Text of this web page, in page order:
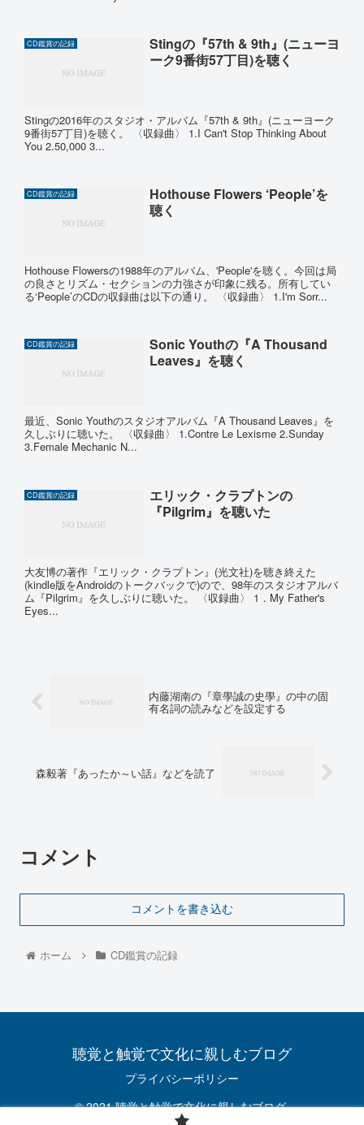
CD鑑賞の記録
Stingの『57th & 9th』(ニューヨ
ーク9番街57丁目)を聴く
Stingの2016年のスタジオ・アルバム『57th & 9th』(ニューヨーク
9番街57丁目)を聴く。 〈収録曲〉 1.I Can't Stop Thinking About
You 2.50,000 3...
CD鑑賞の記録
Hothouse Flowers ‘People’を
聴く
Hothouse Flowersの1988年のアルバム、'People'を聴く。今回は局
の良さとリズム・セクションの力強さが印象に残る。所有してい
る‘People’のCDの収録曲は以下の通り。 〈収録曲〉 1.I'm Sorr...
CD鑑賞の記録
Sonic Youthの『A Thousand
Leaves』を聴く
最近、Sonic Youthのスタジオアルバム『A Thousand Leaves』を
久しぶりに聴いた。 〈収録曲〉 1.Contre Le Lexisme 2.Sunday
3.Female Mechanic N...
CD鑑賞の記録
エリック・クラプトンの
『Pilgrim』を聴いた
大友博の著作『エリック・クラプトン』(光文社)を聴き終えた
(kindle版をAndroidのトークバックで)ので、98年のスタジオアルバ
ム『Pilgrim』を久しぶりに聴いた。 〈収録曲〉 1．My Father's
Eyes...
内藤湖南の『章學誠の史學』の中の固
有名詞の読みなどを設定する
森毅著『あったか～い話』などを読了
コメント
コメントを書き込む
ホーム CD鑑賞の記録
聴覚と触覚で文化に親しむブログ
プライバシーポリシー
© 2021 聴覚と触覚で文化に親しむブログ.